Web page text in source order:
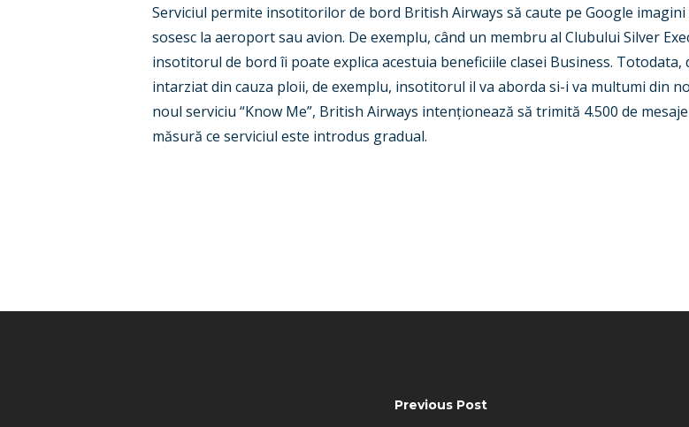
Serviciul permite insotitorilor de bord British Airways să caute pe Google
sosesc la aeroport sau avion. De exemplu, când un membru al Clubului Silver
insotitorul de bord îi poate explica acestuia beneficiile clasei Business.
intarziat din cauza ploii, de exemplu, insotitorul il va aborda si-i va multumi din
noul serviciu “Know Me”, British Airways intenționează să trimită 4.500 de
măsură ce serviciul este introdus gradual.
Previous Post